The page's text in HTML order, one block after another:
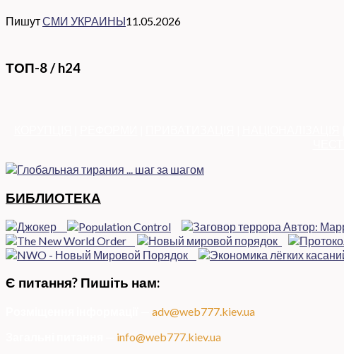
ПишутСМИ УКРАИНЫ11.05.2026
ТОП-8 / h24
БИБЛИОТЕКА
Є питання? Пишіть нам:
adv@web777.kiev.ua
info@web777.kiev.ua